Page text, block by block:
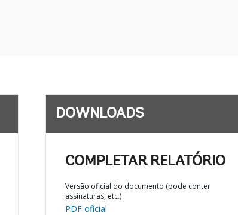
DOWNLOADS
COMPLETAR RELATÓRIO
Versão oficial do documento (pode conter
assinaturas, etc.)
PDF oficial